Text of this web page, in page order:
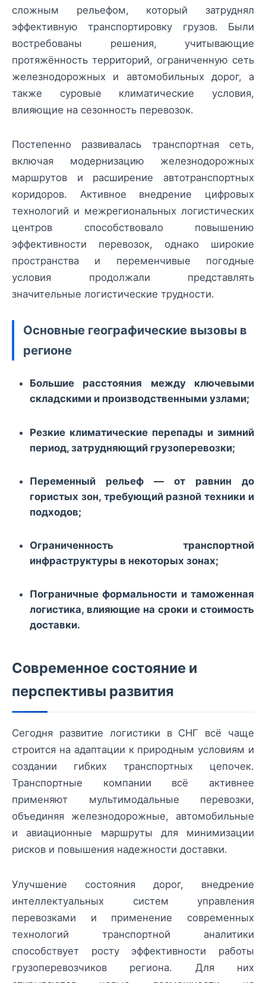
сложным рельефом, который затруднял
эффективную транспортировку грузов. Были
востребованы решения, учитывающие
протяжённость территорий, ограниченную сеть
железнодорожных и автомобильных дорог, а
также суровые климатические условия,
влияющие на сезонность перевозок.
Постепенно развивалась транспортная сеть,
включая модернизацию железнодорожных
маршрутов и расширение автотранспортных
коридоров. Активное внедрение цифровых
технологий и межрегиональных логистических
центров способствовало повышению
эффективности перевозок, однако широкие
пространства и переменчивые погодные
условия продолжали представлять
значительные логистические трудности.
Основные географические вызовы в
регионе
Большие расстояния между ключевыми
складскими и производственными узлами;
Резкие климатические перепады и зимний
период, затрудняющий грузоперевозки;
Переменный рельеф — от равнин до
гористых зон, требующий разной техники и
подходов;
Ограниченность транспортной
инфраструктуры в некоторых зонах;
Пограничные формальности и таможенная
логистика, влияющие на сроки и стоимость
доставки.
Современное состояние и
перспективы развития
Сегодня развитие логистики в СНГ всё чаще
строится на адаптации к природным условиям и
создании гибких транспортных цепочек.
Транспортные компании всё активнее
применяют мультимодальные перевозки,
объединяя железнодорожные, автомобильные
и авиационные маршруты для минимизации
рисков и повышения надежности доставки.
Улучшение состояния дорог, внедрение
интеллектуальных систем управления
перевозками и применение современных
технологий транспортной аналитики
способствует росту эффективности работы
грузоперевозчиков региона. Для них